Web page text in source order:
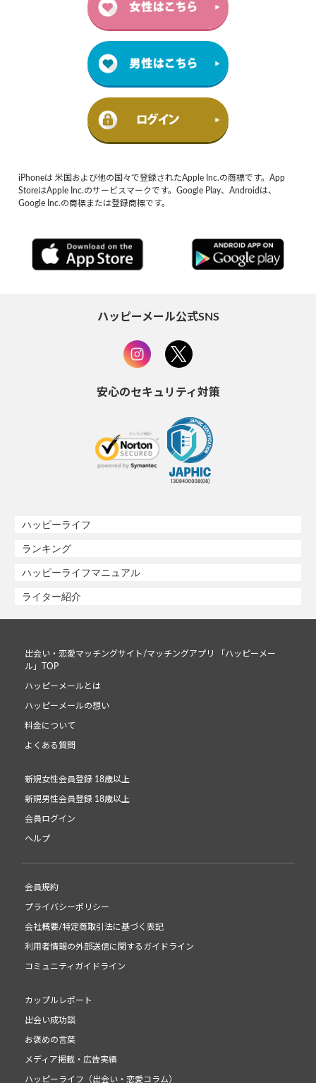
iPhoneは 米国および他の国々で登録されたApple Inc.の商標です。App
StoreはApple Inc.のサービスマークです。Google Play、Androidは、
Google Inc.の商標または登録商標です。
ハッピーメール公式SNS
安心のセキュリティ対策
ハッピーライフ
ランキング
ハッピーライフマニュアル
ライター紹介
出会い・恋愛マッチングサイト/マッチングアプリ 「ハッピーメー
ル」TOP
ハッピーメールとは
ハッピーメールの想い
料金について
よくある質問
新規女性会員登録 18歳以上
新規男性会員登録 18歳以上
会員ログイン
ヘルプ
会員規約
プライバシーポリシー
会社概要/特定商取引法に基づく表記
利用者情報の外部送信に関するガイドライン
コミュニティガイドライン
カップルレポート
出会い成功談
お褒めの言葉
メディア掲載・広告実績
ハッピーライフ（出会い・恋愛コラム）